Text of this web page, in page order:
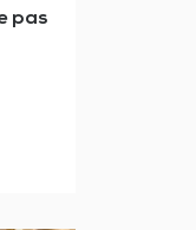
pas